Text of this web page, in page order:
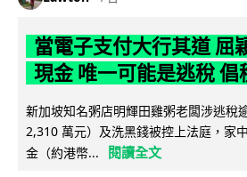
當電子支付大行其道 屈
現金 唯一可能是逃稅 倡
新加坡知名粥店明輝田雞粥老闆涉逃稅
2,310 萬元）及洗黑錢被控上法庭，家
金（約港幣...
閱讀全文